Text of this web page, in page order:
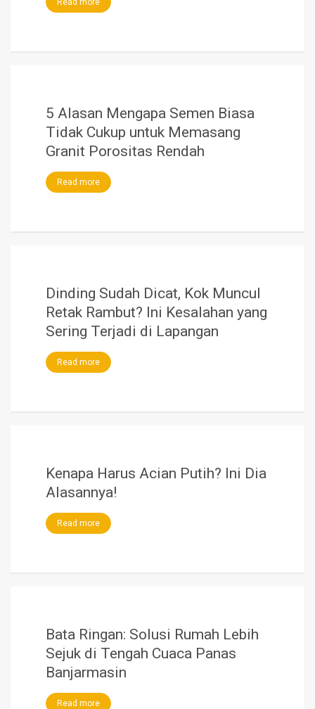
Read more
5 Alasan Mengapa Semen Biasa
Tidak Cukup untuk Memasang
Granit Porositas Rendah
Read more
Dinding Sudah Dicat, Kok Muncul
Retak Rambut? Ini Kesalahan yang
Sering Terjadi di Lapangan
Read more
Kenapa Harus Acian Putih? Ini Dia
Alasannya!
Read more
Bata Ringan: Solusi Rumah Lebih
Sejuk di Tengah Cuaca Panas
Banjarmasin
Read more